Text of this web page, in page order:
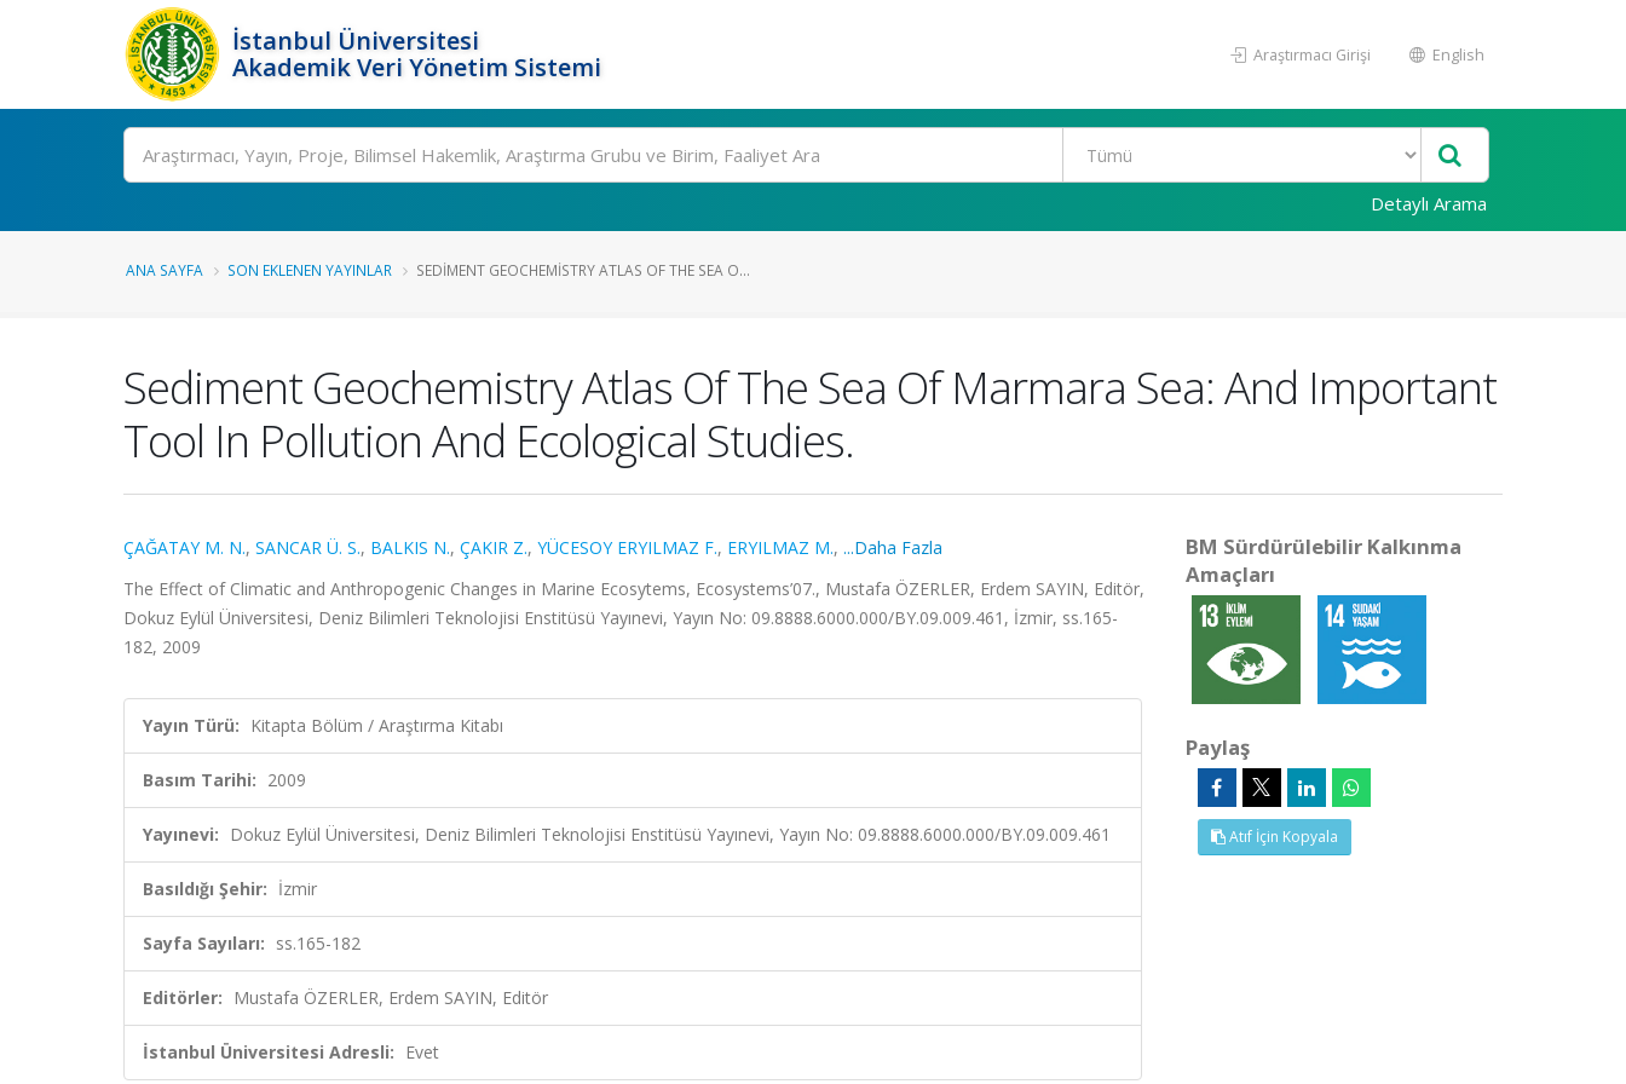
İstanbul Üniversitesi
Akademik Veri Yönetim Sistemi
Araştırmacı Girişi English
Ara
Detaylı Arama
ANA SAYFA SON EKLENEN YAYINLAR SEDIMENT GEOCHEMISTRY ATLAS OF THE SEA O...
Sediment Geochemistry Atlas Of The Sea Of Marmara Sea: And Important
Tool In Pollution And Ecological Studies.
ÇAĞATAY M. N., SANCAR Ü. S., BALKIS N., ÇAKIR Z., YÜCESOY ERYILMAZ F., ERYILMAZ M., ...Daha Fazla
The Effect of Climatic and Anthropogenic Changes in Marine Ecosytems, Ecosystems’07., Mustafa ÖZERLER, Erdem SAYIN, Editör,
Dokuz Eylül Üniversitesi, Deniz Bilimleri Teknolojisi Enstitüsü Yayınevi, Yayın No: 09.8888.6000.000/BY.09.009.461, İzmir, ss.165-
182, 2009
Yayın Türü: Kitapta Bölüm / Araştırma Kitabı
Basım Tarihi: 2009
Yayınevi: Dokuz Eylül Üniversitesi, Deniz Bilimleri Teknolojisi Enstitüsü Yayınevi, Yayın No: 09.8888.6000.000/BY.09.009.461
Basıldığı Şehir: İzmir
Sayfa Sayıları: ss.165-182
Editörler: Mustafa ÖZERLER, Erdem SAYIN, Editör
İstanbul Üniversitesi Adresli: Evet
BM Sürdürülebilir Kalkınma
Amaçları
Paylaş
Atıf İçin Kopyala